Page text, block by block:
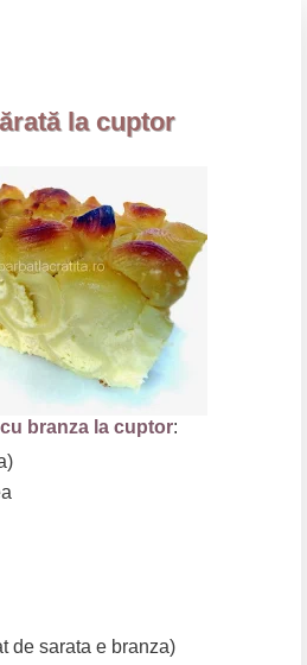
la cuptor
branza la cuptor:
de sarata e branza)